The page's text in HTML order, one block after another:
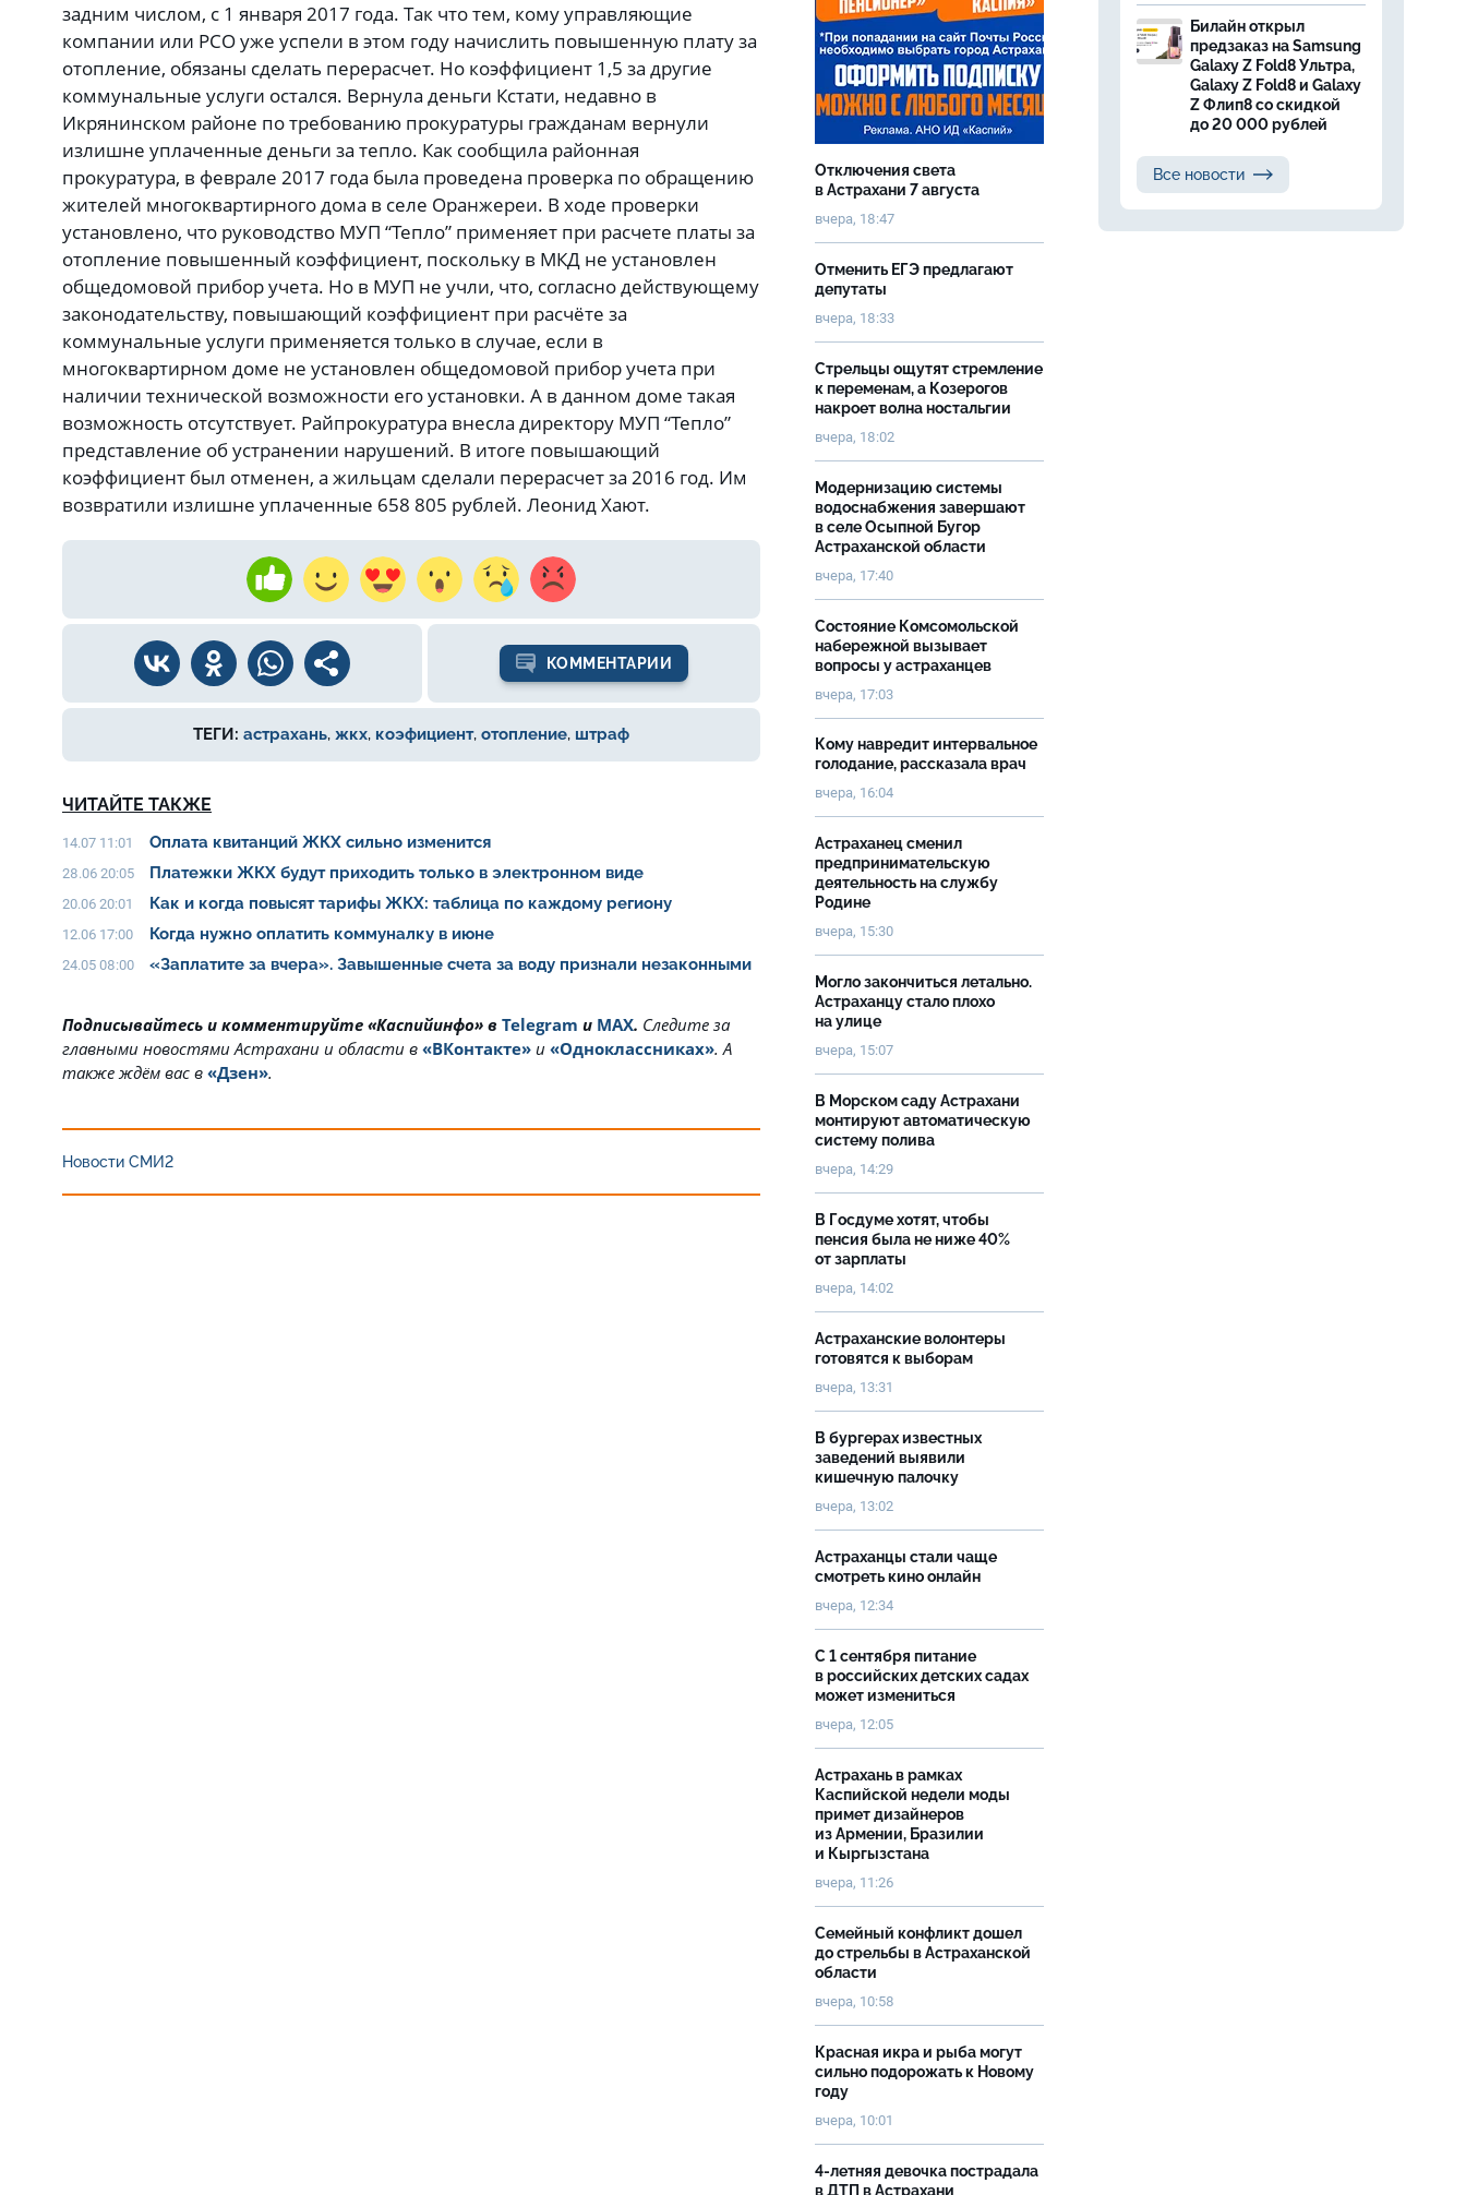
задним числом, с 1 января 2017 года. Так что тем, кому управляющие
компании или РСО уже успели в этом году начислить повышенную плату за
отопление, обязаны сделать перерасчет. Но коэффициент 1,5 за другие
коммунальные услуги остался. Вернула деньги Кстати, недавно в
Икрянинском районе по требованию прокуратуры гражданам вернули
излишне уплаченные деньги за тепло. Как сообщила районная
прокуратура, в феврале 2017 года была проведена проверка по обращению
жителей многоквартирного дома в селе Оранжереи. В ходе проверки
установлено, что руководство МУП “Тепло” применяет при расчете платы за
отопление повышенный коэффициент, поскольку в МКД не установлен
общедомовой прибор учета. Но в МУП не учли, что, согласно действующему
законодательству, повышающий коэффициент при расчёте за
коммунальные услуги применяется только в случае, если в
многоквартирном доме не установлен общедомовой прибор учета при
наличии технической возможности его установки. А в данном доме такая
возможность отсутствует. Райпрокуратура внесла директору МУП “Тепло”
представление об устранении нарушений. В итоге повышающий
коэффициент был отменен, а жильцам сделали перерасчет за 2016 год. Им
возвратили излишне уплаченные 658 805 рублей. Леонид Хают.
КОММЕНТАРИИ
ТЕГИ: астрахань, жкх, коэфициент, отопление, штраф
ЧИТАЙТЕ ТАКЖЕ
14.07 11:01 Оплата квитанций ЖКХ сильно изменится
28.06 20:05 Платежки ЖКХ будут приходить только в электронном виде
20.06 20:01 Как и когда повысят тарифы ЖКХ: таблица по каждому региону
12.06 17:00 Когда нужно оплатить коммуналку в июне
24.05 08:00 «Заплатите за вчера». Завышенные счета за воду признали незаконными
Подписывайтесь и комментируйте «Каспийинфо» в Telegram и MAX. Cледите за
главными новостями Астрахани и области в «ВКонтакте» и «Одноклассниках». А
также ждём вас в «Дзен».
Новости СМИ2
Отключения света
в Астрахани 7 августа
вчера, 18:47
Отменить ЕГЭ предлагают
депутаты
вчера, 18:33
Стрельцы ощутят стремление
к переменам, а Козерогов
накроет волна ностальгии
вчера, 18:02
Модернизацию системы
водоснабжения завершают
в селе Осыпной Бугор
Астраханской области
вчера, 17:40
Состояние Комсомольской
набережной вызывает
вопросы у астраханцев
вчера, 17:03
Кому навредит интервальное
голодание, рассказала врач
вчера, 16:04
Астраханец сменил
предпринимательскую
деятельность на службу
Родине
вчера, 15:30
Могло закончиться летально.
Астраханцу стало плохо
на улице
вчера, 15:07
В Морском саду Астрахани
монтируют автоматическую
систему полива
вчера, 14:29
В Госдуме хотят, чтобы
пенсия была не ниже 40%
от зарплаты
вчера, 14:02
Астраханские волонтеры
готовятся к выборам
вчера, 13:31
В бургерах известных
заведений выявили
кишечную палочку
вчера, 13:02
Астраханцы стали чаще
смотреть кино онлайн
вчера, 12:34
С 1 сентября питание
в российских детских садах
может измениться
вчера, 12:05
Астрахань в рамках
Каспийской недели моды
примет дизайнеров
из Армении, Бразилии
и Кыргызстана
вчера, 11:26
Семейный конфликт дошел
до стрельбы в Астраханской
области
вчера, 10:58
Красная икра и рыба могут
сильно подорожать к Новому
году
вчера, 10:01
4-летняя девочка пострадала
в ДТП в Астрахани
Билайн открыл
предзаказ на Samsung
Galaxy Z Fold8 Ультра,
Galaxy Z Fold8 и Galaxy
Z Флип8 со скидкой
до 20 000 рублей
Все новости